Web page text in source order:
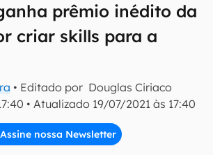
prêmio inédito da
criar skills para a
• Editado por Douglas Ciriaco
• Atualizado 19/07/2021 às 17:40
Assine nossa Newsletter
inscreva-se
li, aceito e concordo com os Termos de
de Privacidade do Canaltech.